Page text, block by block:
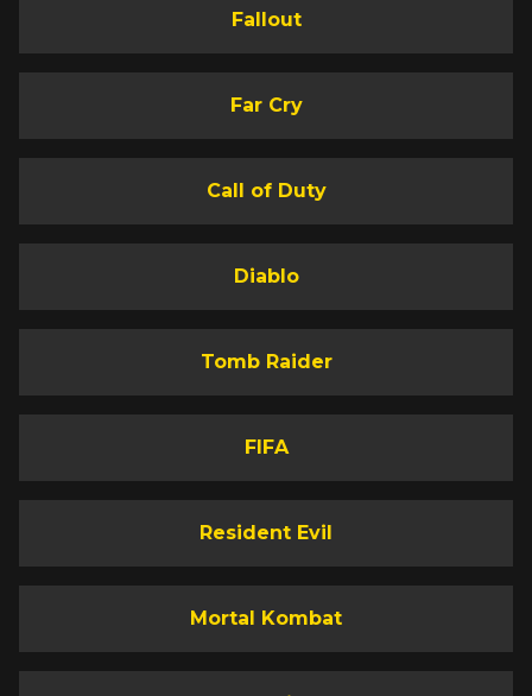
Fallout
Far Cry
Call of Duty
Diablo
Tomb Raider
FIFA
Resident Evil
Mortal Kombat